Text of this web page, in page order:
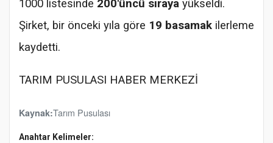
1000 listesinde 200'üncü sıraya yükseldi.
Şirket, bir önceki yıla göre 19 basamak ilerleme
kaydetti.
TARIM PUSULASI HABER MERKEZİ
Kaynak:Tarım Pusulası
Anahtar Kelimeler: